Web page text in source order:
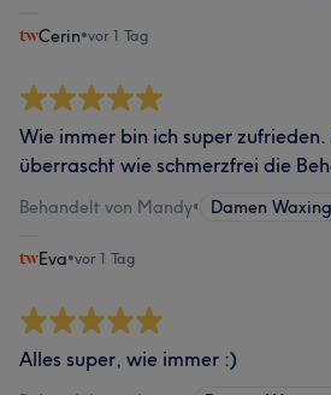
Cerin•vor 1 Tag
Wie immer bin ich super
überrascht wie schmerzfrei die
Behandelt von Mandy• Damen
Eva•vor 1 Tag
Alles super, wie immer :)